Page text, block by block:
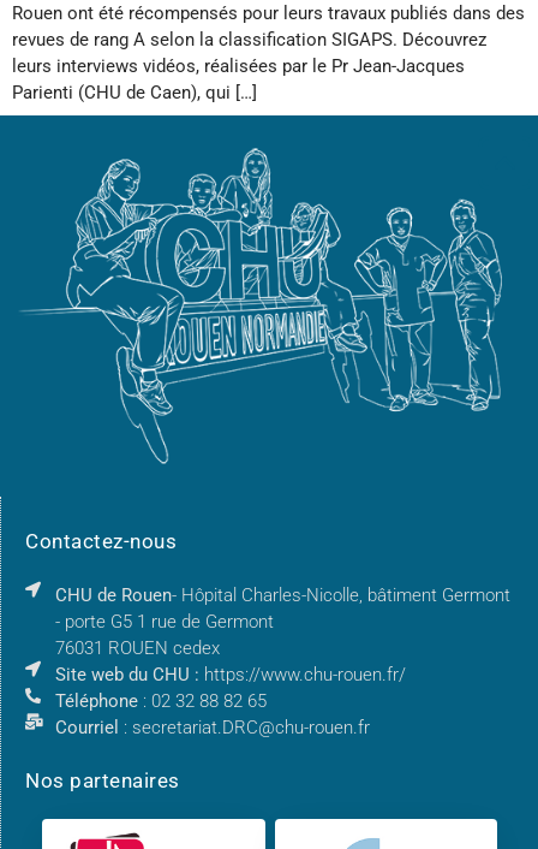
Rouen ont été récompensés pour leurs travaux publiés dans des
revues de rang A selon la classification SIGAPS. Découvrez
leurs interviews vidéos, réalisées par le Pr Jean-Jacques
Parienti (CHU de Caen), qui […]
Contactez-nous
CHU de Rouen- Hôpital Charles-Nicolle, bâtiment Germont
- porte G5 1 rue de Germont
76031 ROUEN cedex
Site web du CHU : https://www.chu-rouen.fr/
Téléphone : 02 32 88 82 65
Courriel : secretariat.DRC@chu-rouen.fr
Nos partenaires